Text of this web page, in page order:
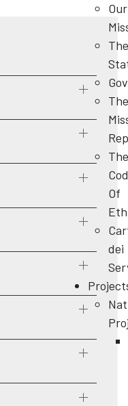
Our
The
The
The
Of
dei